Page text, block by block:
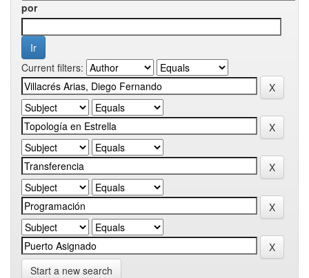
por
Current filters:
Start a new search